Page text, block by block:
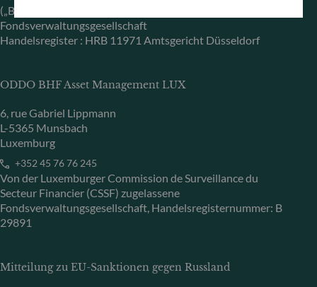
(„BaFin“) zugelassene und beaufsichtigte
Fondsverwaltungsgesellschaft
Handelsregister : HRB 11971 Amtsgericht Düsseldorf
ODDO BHF Asset Management LUX
6, rue Gabriel Lippmann
L-5365 Munsbach
Luxemburg
+352 45 76 76 245
Von der Luxemburger Commission de Surveillance du
Secteur Financier (CSSF) zugelassene
Fondsverwaltungsgesellschaft, Handelsregisternummer: B
29891
Mitteilung zu EU-Sanktionen gegen Russland